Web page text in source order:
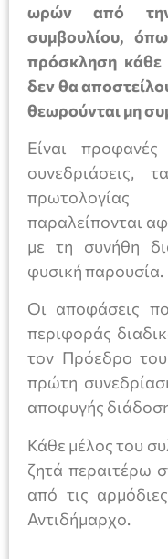
ωρών από
συμβουλίου,
πρόσκληση κάθε
δεν θα
θεωρούνται μη
Είναι
συνεδριάσεις,
παραλείπονται
με τη συνήθη
φυσική παρουσία.
Οι αποφάσεις
περιφοράς
τον Πρόεδρο
πρώτη
αποφυγής
Κάθε μέλος του
ζητά περαιτέρω
από τις
Αντιδήμαρχο.